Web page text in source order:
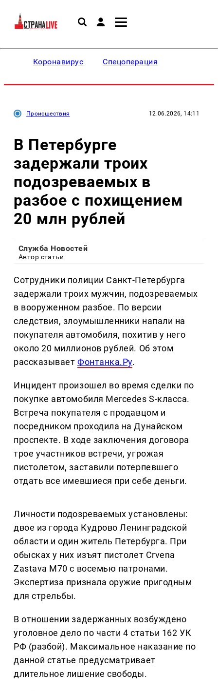
Коронавирус Спецоперация
Происшествия 12.06.2026, 14:11
В Петербурге
задержали троих
подозреваемых в
разбое с похищением
20 млн рублей
Служба Новостей
Автор статьи
Сотрудники полиции Санкт-Петербурга
задержали троих мужчин, подозреваемых
в вооруженном разбое. По версии
следствия, злоумышленники напали на
покупателя автомобиля, похитив у него
около 20 миллионов рублей. Об этом
рассказываетФонтанка.Ру.
Инцидент произошел во время сделки по
покупке автомобиля Mercedes S-класса.
Встреча покупателя с продавцом и
посредником проходила на Дунайском
проспекте. В ходе заключения договора
трое участников встречи, угрожая
пистолетом, заставили потерпевшего
отдать все имевшиеся при себе деньги.
Личности подозреваемых установлены:
двое из города Кудрово Ленинградской
области и один житель Петербурга. При
обысках у них изъят пистолет Crvena
Zastava М70 с восемью патронами.
Экспертиза признала оружие пригодным
для стрельбы.
В отношении задержанных возбуждено
уголовное дело по части 4 статьи 162 УК
РФ (разбой). Максимальное наказание по
данной статье предусматривает
длительное лишение свободы.